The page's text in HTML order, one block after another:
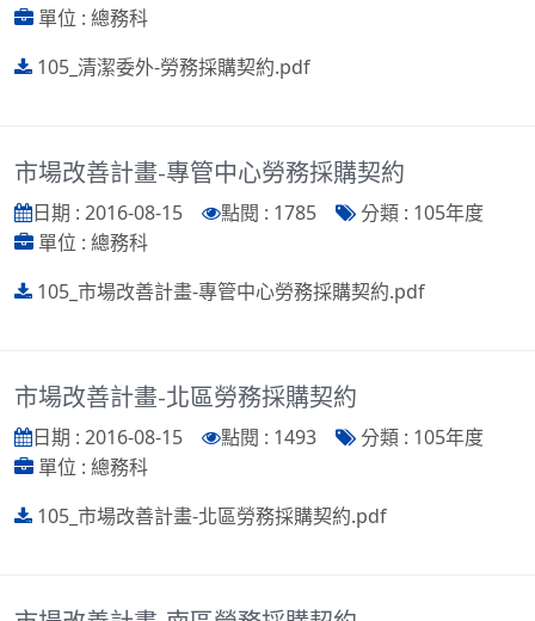
單位 : 總務科
105_清潔委外-勞務採購契約.pdf
市場改善計畫-專管中心勞務採購契約
日期 : 2016-08-15 點閱 : 1785
分類 : 105年度
單位 : 總務科
105_市場改善計畫-專管中心勞務採購契約.pdf
市場改善計畫-北區勞務採購契約
日期 : 2016-08-15 點閱 : 1493
分類 : 105年度
單位 : 總務科
105_市場改善計畫-北區勞務採購契約.pdf